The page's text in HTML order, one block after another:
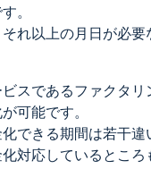
。
れ以上の月日が必要
スであるファクタリ
可能です。
できる期間は若干違
対応しているところ